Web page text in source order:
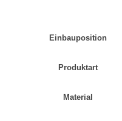
Einbauposition
Produktart
Material